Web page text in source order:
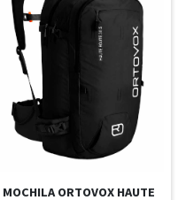
MOCHILA ORTOVOX HAUTE